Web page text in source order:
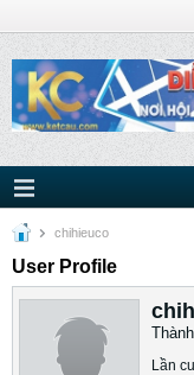
chihieuco
User Profile
Lần